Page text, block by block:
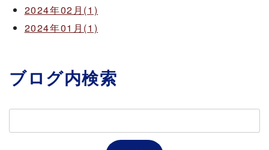
2024年02月(1)
2024年01月(1)
ブログ内検索